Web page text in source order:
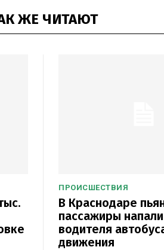
ЖЕ ЧИТАЮТ
ПРОИСШЕСТВИЯ
В Краснодаре
пассажиры
водителя
движения